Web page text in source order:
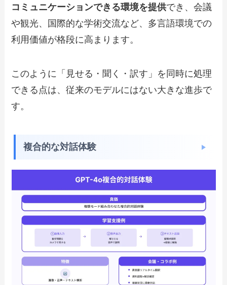
コミュニケーションできる環境を提供でき、会議
や観光、国際的な学術交流など、多言語環境での
利用価値が格段に高まります。
このように「見せる・聞く・訳す」を同時に処理
できる点は、従来のモデルにはない大きな進歩で
す。
複合的な対話体験